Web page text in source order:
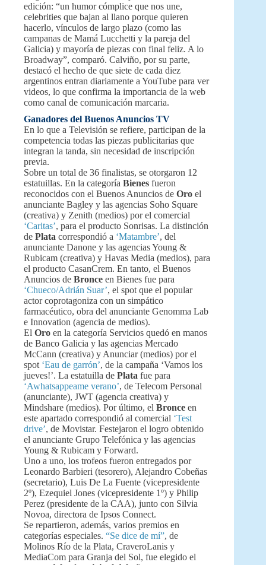
edición: “un humor cómplice que nos une,
celebrities que bajan al llano porque quieren
hacerlo, vínculos de largo plazo (como las
campanas de Mamá Lucchetti y la pareja del
Galicia) y mayoría de piezas con final feliz. A lo
Broadway”, comparó. Calviño, por su parte,
destacó el hecho de que siete de cada diez
argentinos entran diariamente a YouTube para ver
videos, lo que confirma la importancia de la web
como canal de comunicación marcaria.
Ganadores del Buenos Anuncios TV
En lo que a Televisión se refiere, participan de la
competencia todas las piezas publicitarias que
integran la tanda, sin necesidad de inscripción
previa.
Sobre un total de 36 finalistas, se otorgaron 12
estatuillas. En la categoría Bienes fueron
reconocidos con el Buenos Anuncios de Oro el
anunciante Bagley y las agencias Soho Square
(creativa) y Zenith (medios) por el comercial
‘Caritas’, para el producto Sonrisas. La distinción
de Plata correspondió a ‘Matambre’, del
anunciante Danone y las agencias Young &
Rubicam (creativa) y Havas Media (medios), para
el producto CasanCrem. En tanto, el Buenos
Anuncios de Bronce en Bienes fue para
‘Chueco/Adrián Suar’, el spot que el popular
actor coprotagoniza con un simpático
farmacéutico, obra del anunciante Genomma Lab
e Innovation (agencia de medios).
El Oro en la categoría Servicios quedó en manos
de Banco Galicia y las agencias Mercado
McCann (creativa) y Anunciar (medios) por el
spot ‘Eau de garrón’, de la campaña ‘Vamos los
jueves!’. La estatuilla de Plata fue para
‘Awhatsappeame verano’, de Telecom Personal
(anunciante), JWT (agencia creativa) y
Mindshare (medios). Por último, el Bronce en
este apartado correspondió al comercial ‘Test
drive’, de Movistar. Festejaron el logro obtenido
el anunciante Grupo Telefónica y las agencias
Young & Rubicam y Forward.
Uno a uno, los trofeos fueron entregados por
Leonardo Barbieri (tesorero), Alejandro Cobeñas
(secretario), Luis De La Fuente (vicepresidente
2º), Ezequiel Jones (vicepresidente 1º) y Philip
Perez (presidente de la CAA), junto con Silvia
Novoa, directora de Ipsos Connect.
Se repartieron, además, varios premios en
categorías especiales. “Se dice de mí”, de
Molinos Río de la Plata, CraveroLanis y
MediaCom para Granja del Sol, fue elegido el